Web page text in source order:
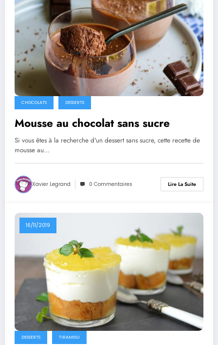
CHOCOLATS DESSERTS
Mousse au chocolat sans sucre
Si vous êtes à la recherche d'un dessert sans sucre, cette recette de
mousse au…
Xavier Legrand 0 Commentaires Lire La Suite
16/11/2019
DESSERTS TIRAMISU